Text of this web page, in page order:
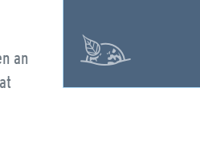
an